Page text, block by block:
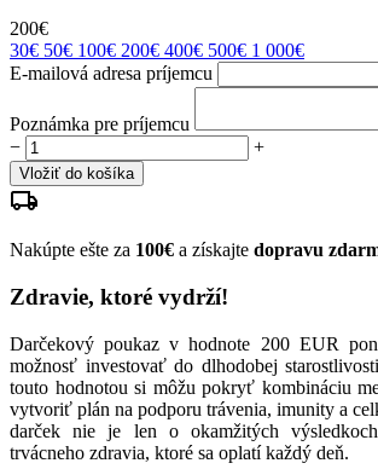
200€
30€ 50€ 100€ 200€ 400€ 500€ 1 000€
E-mailová adresa príjemcu
Poznámka pre príjemcu
−
+
Vložiť do košíka
Nakúpte ešte za 100€ a získajte dopravu
Zdravie, ktoré vydrží!
Darčekový poukaz v hodnote 200 EUR
možnosť investovať do dlhodobej
touto hodnotou si môžu pokryť kombináciu
vytvoriť plán na podporu trávenia, imunity a
darček nie je len o okamžitých
trvácneho zdravia, ktoré sa oplatí každý deň.